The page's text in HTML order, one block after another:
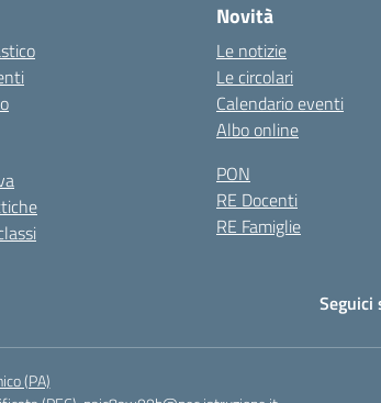
Novità
Le notizie
Le circolari
Calendario eventi
Albo online
PON
RE Docenti
RE Famiglie
Seguici
(PA)